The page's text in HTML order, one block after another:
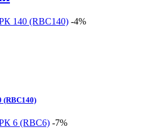
-4%
(RBC140)
-7%